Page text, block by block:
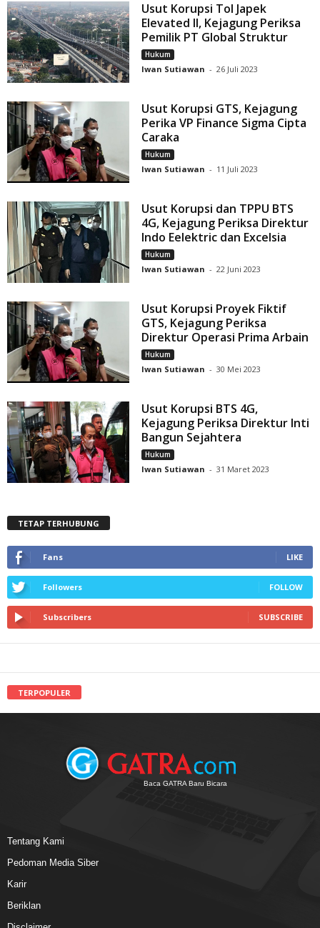
Usut Korupsi Tol Japek
Elevated II, Kejagung Periksa
Pemilik PT Global Struktur
Hukum
Iwan Sutiawan - 26 Juli 2023
Usut Korupsi GTS, Kejagung
Perika VP Finance Sigma Cipta
Caraka
Hukum
Iwan Sutiawan - 11 Juli 2023
Usut Korupsi dan TPPU BTS
4G, Kejagung Periksa Direktur
Indo Eelektric dan Excelsia
Hukum
Iwan Sutiawan - 22 Juni 2023
Usut Korupsi Proyek Fiktif
GTS, Kejagung Periksa
Direktur Operasi Prima Arbain
Hukum
Iwan Sutiawan - 30 Mei 2023
Usut Korupsi BTS 4G,
Kejagung Periksa Direktur Inti
Bangun Sejahtera
Hukum
Iwan Sutiawan - 31 Maret 2023
TETAP TERHUBUNG
Fans LIKE
Followers FOLLOW
Subscribers SUBSCRIBE
TERPOPULER
Baca GATRA Baru Bicara
Tentang Kami
Pedoman Media Siber
Karir
Beriklan